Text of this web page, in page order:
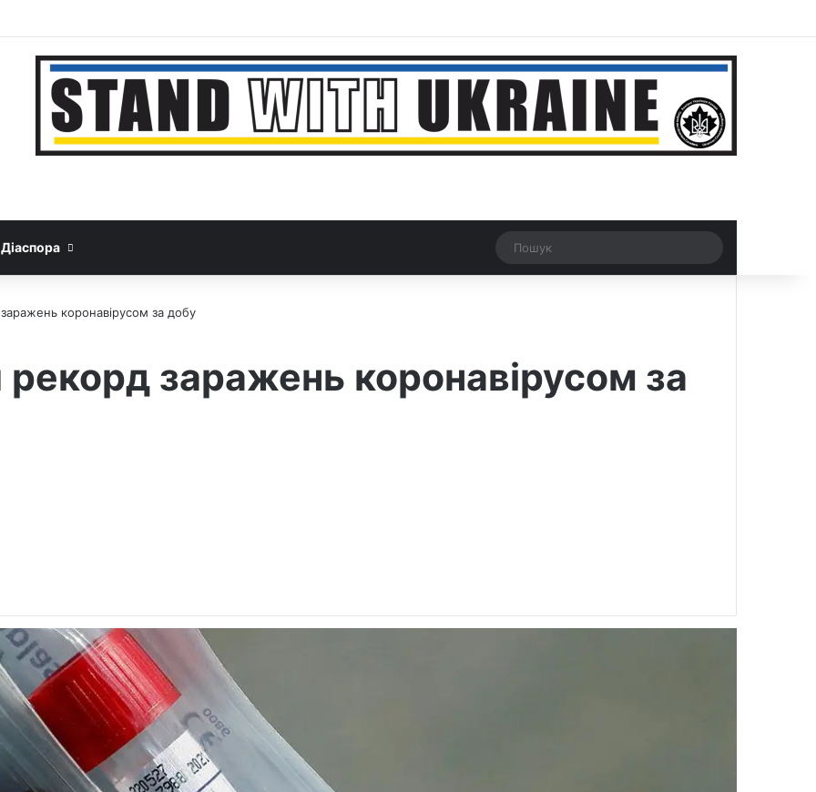
Google News
Threads
Діаспора Рандомна новина
Switch skin
коронавірусом за добу
рекорд заражень коронавірусом за